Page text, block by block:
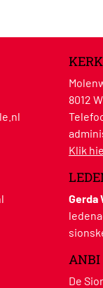
8012
Klik
Gerda
ANBI
De